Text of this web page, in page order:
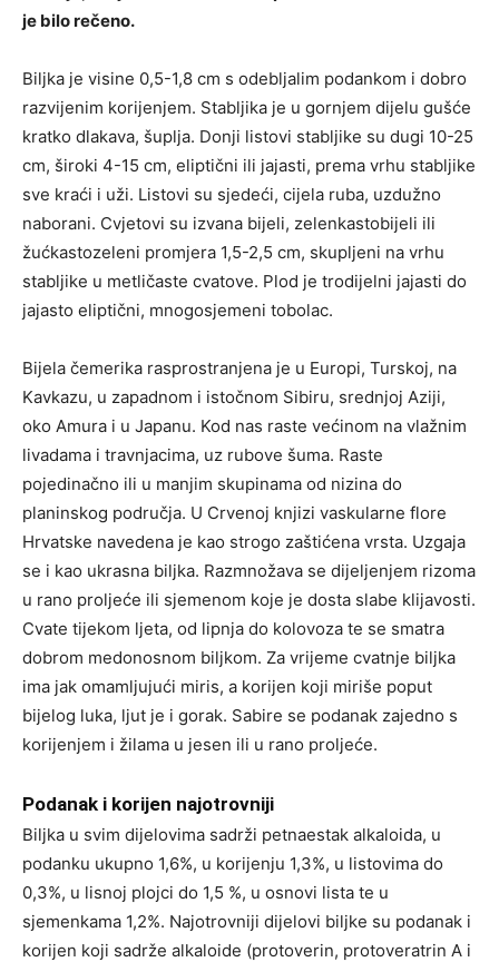
je bilo rečeno.
Biljka je visine 0,5-1,8 cm s odebljalim podankom i dobro
razvijenim korijenjem. Stabljika je u gornjem dijelu gušće
kratko dlakava, šuplja. Donji listovi stabljike su dugi 10-25
cm, široki 4-15 cm, eliptični ili jajasti, prema vrhu stabljike
sve kraći i uži. Listovi su sjedeći, cijela ruba, uzdužno
naborani. Cvjetovi su izvana bijeli, zelenkastobijeli ili
žućkastozeleni promjera 1,5-2,5 cm, skupljeni na vrhu
stabljike u metličaste cvatove. Plod je trodijelni jajasti do
jajasto eliptični, mnogosjemeni tobolac.
Bijela čemerika rasprostranjena je u Europi, Turskoj, na
Kavkazu, u zapadnom i istočnom Sibiru, srednjoj Aziji,
oko Amura i u Japanu. Kod nas raste većinom na vlažnim
livadama i travnjacima, uz rubove šuma. Raste
pojedinačno ili u manjim skupinama od nizina do
planinskog područja. U Crvenoj knjizi vaskularne flore
Hrvatske navedena je kao strogo zaštićena vrsta. Uzgaja
se i kao ukrasna biljka. Razmnožava se dijeljenjem rizoma
u rano proljeće ili sjemenom koje je dosta slabe klijavosti.
Cvate tijekom ljeta, od lipnja do kolovoza te se smatra
dobrom medonosnom biljkom. Za vrijeme cvatnje biljka
ima jak omamljujući miris, a korijen koji miriše poput
bijelog luka, ljut je i gorak. Sabire se podanak zajedno s
korijenjem i žilama u jesen ili u rano proljeće.
Podanak i korijen najotrovniji
Biljka u svim dijelovima sadrži petnaestak alkaloida, u
podanku ukupno 1,6%, u korijenju 1,3%, u listovima do
0,3%, u lisnoj plojci do 1,5 %, u osnovi lista te u
sjemenkama 1,2%. Najotrovniji dijelovi biljke su podanak i
korijen koji sadrže alkaloide (protoverin, protoveratrin A i